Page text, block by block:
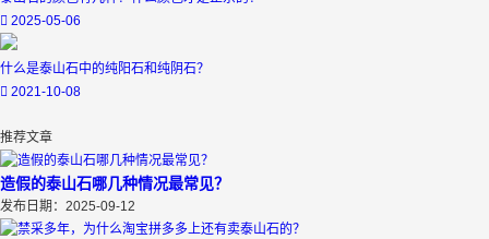
2025-05-06
什么是泰山石中的纯阳石和纯阴石？
2021-10-08
推荐文章
造假的泰山石哪几种情况最常见？
发布日期：2025-09-12